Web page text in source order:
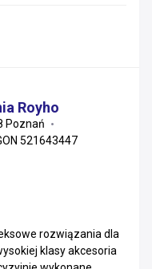
Royho
Poznań
521643447
rozwiązania dla
klasy akcesoria